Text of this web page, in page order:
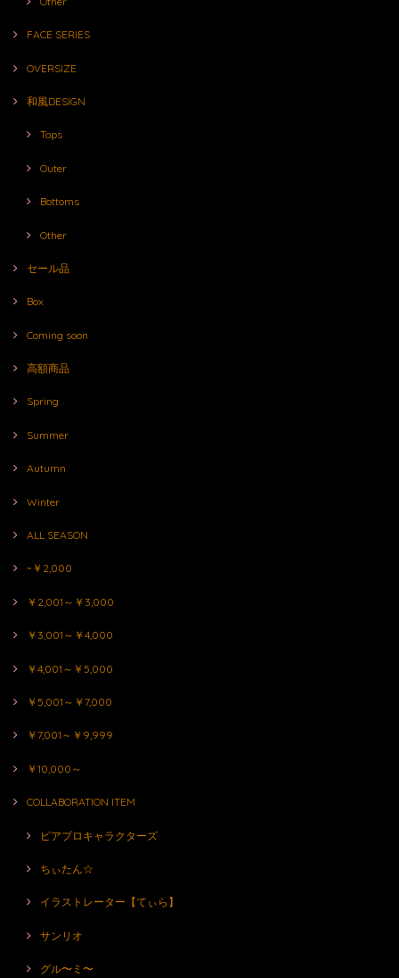
FACE SERIES
OVERSIZE
和風DESIGN
Tops
Outer
Bottoms
Other
セール品
Box
Coming soon
高額商品
Spring
Summer
Autumn
Winter
ALL SEASON
~￥2,000
￥2,001～￥3,000
￥3,001～￥4,000
￥4,001～￥5,000
￥5,001～￥7,000
￥7,001～￥9,999
￥10,000～
COLLABORATION ITEM
ピアプロキャラクターズ
ちぃたん☆
イラストレーター【てぃら】
サンリオ
グル〜ミ〜